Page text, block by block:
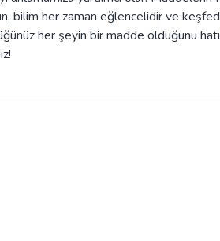
bilim her zaman eğlencelidir ve
her şeyin bir madde olduğunu